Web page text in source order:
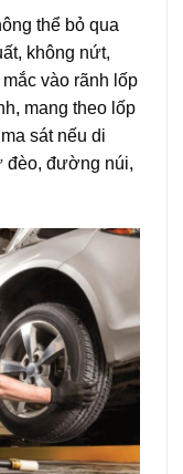
thể bỏ qua
không nứt,
vào rãnh lốp
mang theo lốp
sát nếu di
đèo, đường núi,